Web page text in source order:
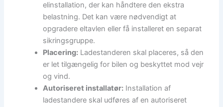
elinstallation, der kan håndtere den ekstra
belastning. Det kan være nødvendigt at
opgradere eltavlen eller få installeret en separat
sikringsgruppe.
Placering: Ladestanderen skal placeres, så den
er let tilgængelig for bilen og beskyttet mod vejr
og vind.
Autoriseret installatør: Installation af
ladestandere skal udføres af en autoriseret